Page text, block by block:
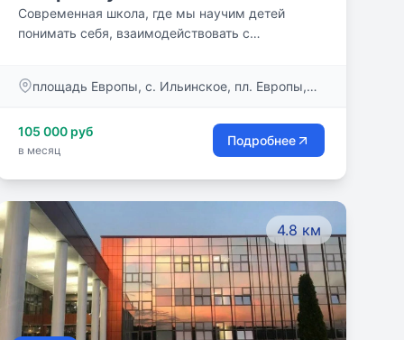
Современная школа, где мы научим детей
понимать себя, взаимодействовать с
отступать перед трудностями.
площадь Европы, с. Ильинское, пл. Европы,
105 000 руб
в месяц
Подробнее
4.8 км